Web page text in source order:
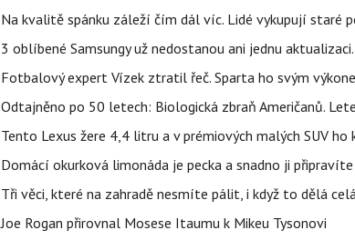
Na kvalitě spánku záleží čím dál víc. Lidé vykupují staré
3 oblíbené Samsungy už nedostanou ani jednu
Fotbalový expert Vízek ztratil řeč. Sparta ho svým
Odtajněno po 50 letech: Biologická zbraň Američanů.
Tento Lexus žere 4,4 litru a v prémiových malých SUV ho
Domácí okurková limonáda je pecka a snadno ji
Tři věci, které na zahradě nesmíte pálit, i když to dělá
Joe Rogan přirovnal Mosese Itaumu k Mikeu Tysonovi